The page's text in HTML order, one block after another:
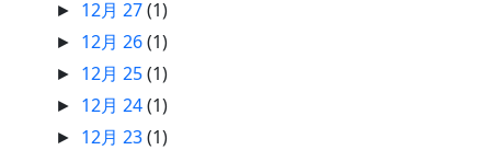
► 12月 27(1)
► 12月 26(1)
► 12月 25(1)
► 12月 24(1)
► 12月 23(1)